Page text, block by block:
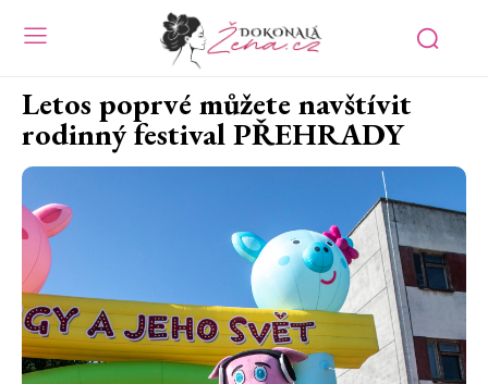
Letos poprvé můžete navštívit
rodinný festival PŘEHRADY